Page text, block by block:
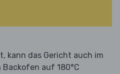
kann das Gericht auch im
auf 180°C